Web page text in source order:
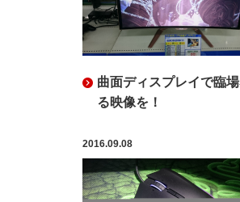
曲面ディスプレイで臨
る映像を！
2016.09.08